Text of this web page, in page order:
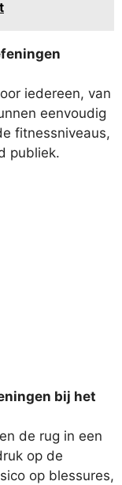
iedereen, van
eenvoudig
fitnessniveaus,
publiek.
bij het
de rug in een
op de
op blessures,